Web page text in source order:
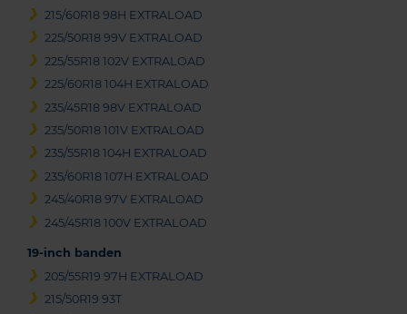
215/60R18 98H EXTRALOAD
225/50R18 99V EXTRALOAD
225/55R18 102V EXTRALOAD
225/60R18 104H EXTRALOAD
235/45R18 98V EXTRALOAD
235/50R18 101V EXTRALOAD
235/55R18 104H EXTRALOAD
235/60R18 107H EXTRALOAD
245/40R18 97V EXTRALOAD
245/45R18 100V EXTRALOAD
19-inch banden
205/55R19 97H EXTRALOAD
215/50R19 93T